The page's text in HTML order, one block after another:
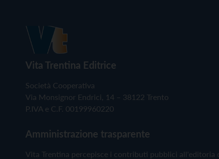
Vita Trentina Editrice
Società Cooperativa
Via Monsignor Endrici, 14 – 38122 Trento
P.IVA e C.F. 00199960220
Amministrazione trasparente
Vita Trentina percepisce i contributi pubblici all'editoria